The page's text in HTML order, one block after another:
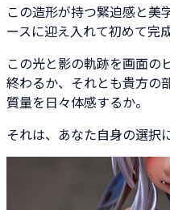
この造形が持つ緊迫感と美
ースに迎え入れて初めて完
この光と影の軌跡を画面の
終わるか、それとも貴方の
質量を日々体感するか。
それは、あなた自身の選択